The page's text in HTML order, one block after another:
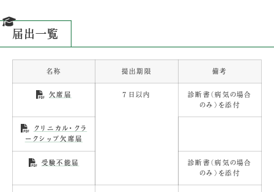
届出一覧
名称 提出期限 備考
欠席届 7日以内
診断書（病気の場合
のみ）を添付
クリニカル・クラ
ークシップ欠席届
受験不能届
診断書（病気の場合
のみ）を添付